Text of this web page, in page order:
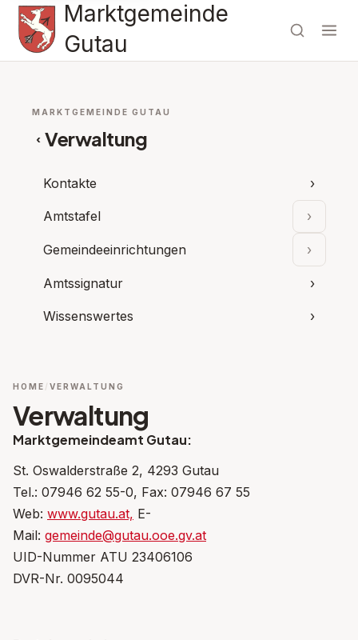
Marktgemeinde
Gutau
MARKTGEMEINDE GUTAU
‹ Verwaltung
Kontakte ›
Amtstafel ›
Gemeindeeinrichtungen
›
Amtssignatur
›
Wissenswertes ›
HOME VERWALTUNG
Verwaltung
Marktgemeindeamt Gutau:
St. Oswalderstraße 2, 4293 Gutau
Tel.: 07946 62 55-0, Fax: 07946 67 55
Web: www.gutau.at, E-
Mail: gemeinde@gutau.ooe.gv.at
UID-Nummer ATU 23406106
DVR-Nr. 0095044